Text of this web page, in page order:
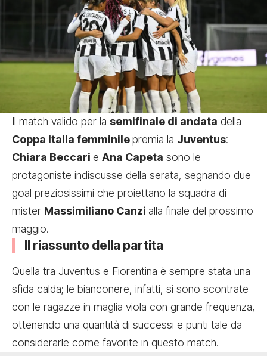
Il match valido per la semifinale di andata della
Coppa Italia femminilepremia la Juventus:
Chiara Beccari e Ana Capeta sono le
protagoniste indiscusse della serata, segnando due
goal preziosissimi che proiettano la squadra di
mister Massimiliano Canzi alla finale del prossimo
maggio.
Il riassunto della partita
Quella tra Juventus e Fiorentina è sempre stata una
sfida calda; le bianconere, infatti, si sono scontrate
con le ragazze in maglia viola con grande frequenza,
ottenendo una quantità di successi e punti tale da
considerarle come favorite in questo match.